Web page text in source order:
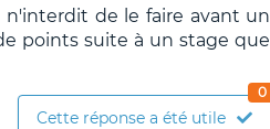
n'interdit de le faire avant un
points suite à un stage que
Cette réponse a été utile
0